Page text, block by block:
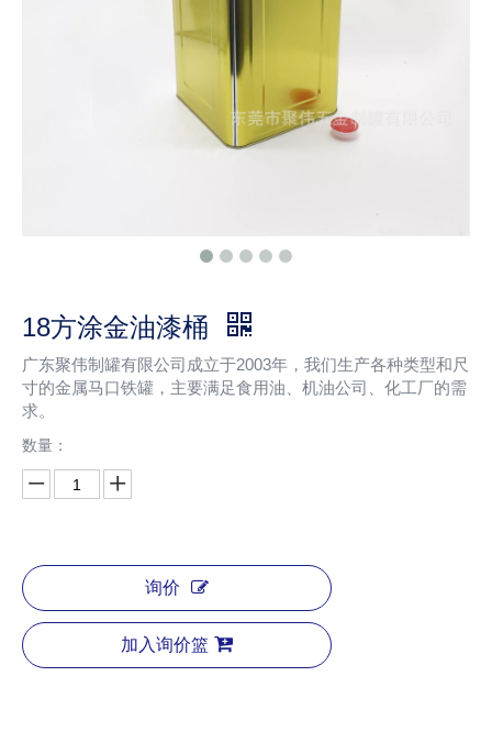
18方涂金油漆桶
广东聚伟制罐有限公司成立于2003年，我们生产各种类型和尺
寸的金属马口铁罐，主要满足食用油、机油公司、化工厂的需
求。
数量：
询价
加入询价篮